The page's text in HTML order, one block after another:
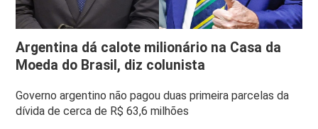
Argentina dá calote milionário na Casa da
Moeda do Brasil, diz colunista
Governo argentino não pagou duas primeira parcelas da
dívida de cerca de R$ 63,6 milhões